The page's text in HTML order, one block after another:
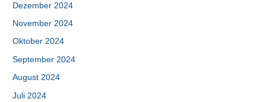
Dezember 2024
November 2024
Oktober 2024
September 2024
August 2024
Juli 2024